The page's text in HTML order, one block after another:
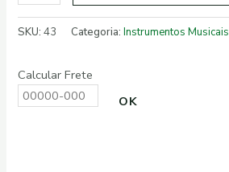
SKU:43 Categoria:Instrumentos Musicais
Calcular Frete
OK